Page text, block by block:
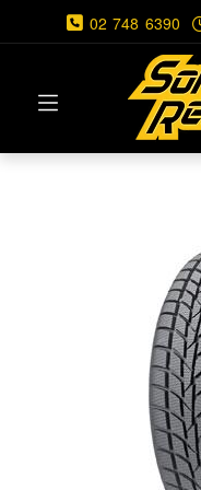
02 748 6390